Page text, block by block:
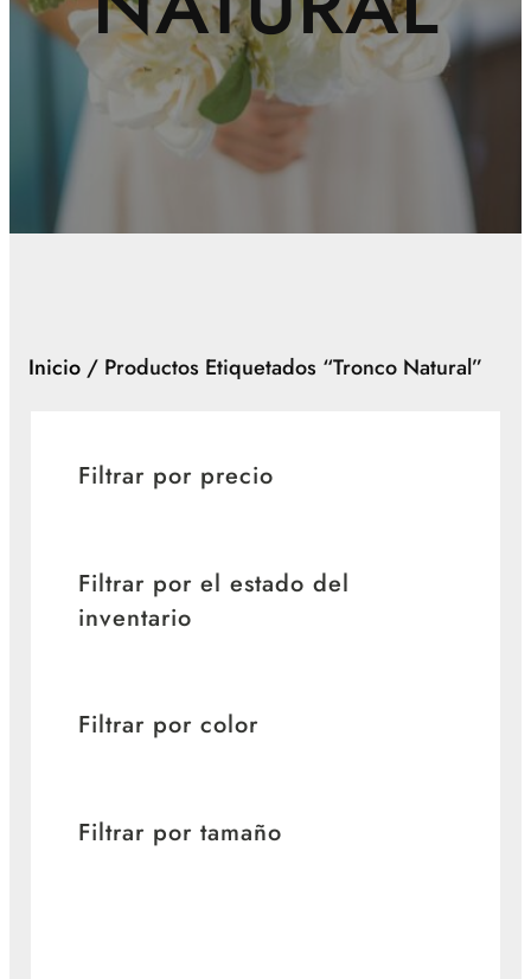
Inicio/ Productos Etiquetados “tronco Natural”
Filtrar por precio
Filtrar por el estado del
inventario
Filtrar por color
Filtrar por tamaño